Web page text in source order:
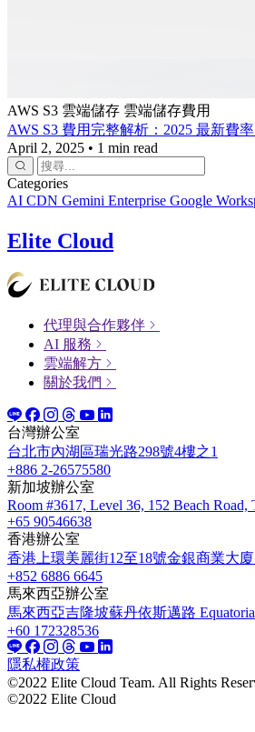
AWS S3 雲端儲存 雲端儲存費用
AWS S3 費用完整解析：2025 最新費
April 2, 2025 • 1 min read
Categories
AI CDN Gemini Enterprise Google
Elite Cloud
代理與合作夥伴
AI 服務
雲端解方
關於我們
台灣辦公室
台北市內湖區瑞光路298號4樓之1
+886 2-26575580
新加坡辦公室
Room #3617, Level 36, 152 Beach Road,
+65 90546638
香港辦公室
香港上環美麗街12至18號金銀商業大
+852 6886 6645
馬來西亞辦公室
馬來西亞吉隆坡蘇丹依斯邁路
+60 172328536
隱私權政策
©2022 Elite Cloud Team. All Rights
©2022 Elite Cloud